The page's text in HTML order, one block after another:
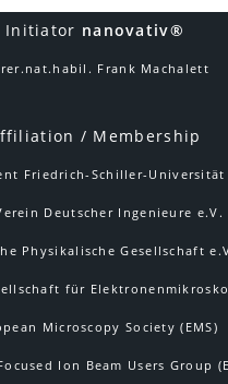
Initiator nanovativ®
Frank Machalett
/ Membership
Friedrich-Schiller-Universität
Deutscher Ingenieure e.V.
Physikalische Gesellschaft
für
Microscopy Society (EMS)
Ion Beam Users Group